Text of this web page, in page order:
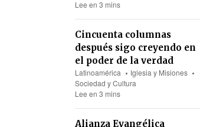
Lee en 3 mins
Cincuenta columnas
después sigo creyendo en
el poder de la verdad
Latinoamérica
Iglesia y Misiones
Sociedad y Cultura
Lee en 3 mins
Alianza Evangélica